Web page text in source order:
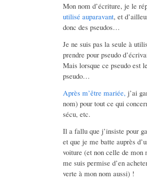
Mon nom d’écriture, je le
utilisé auparavant, et
donc des pseudos…
Je ne suis pas la seule à
prendre pour pseudo
Mais lorsque ce pseudo est
pseudo…
Après m’être mariée, j’ai
nom) pour tout ce qui
sécu, etc.
Il a fallu que j’insiste pour
et que je me batte auprès
voiture (et non celle de
me suis permise d’en
verte à mon nom aussi) !